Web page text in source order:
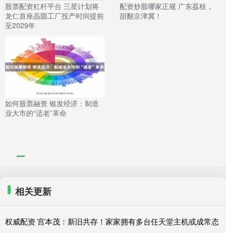
股票配资杠杆平台 三星计划将
龙仁首座晶圆工厂投产时间提前
至2029年
配资炒股哪家正规 广东荔枝，
甜翻京津冀！
如何股票融资 银发经济：制造
业大市的“适老”革命
相关更新
权威配资 宫本茂：新旧共存！家家拥有多台任天堂主机或成常态